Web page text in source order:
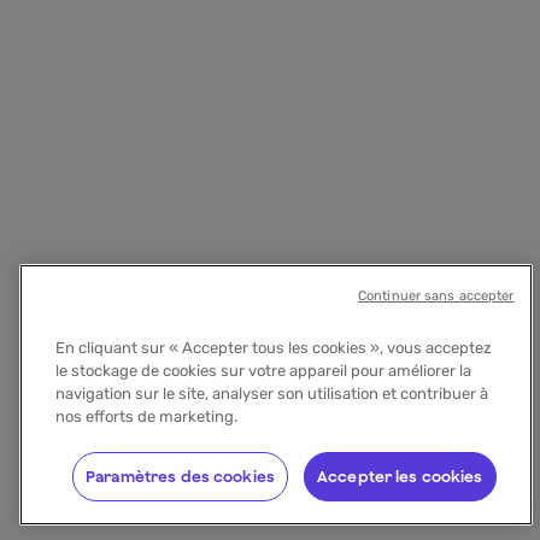
En cliquant sur « Accepter tous les cookies », vous acceptez
le stockage de cookies sur votre appareil pour améliorer la
navigation sur le site, analyser son utilisation et contribuer à
nos efforts de marketing.
Accepter les cookies
Paramètres des cookies
Continuer sans accepter